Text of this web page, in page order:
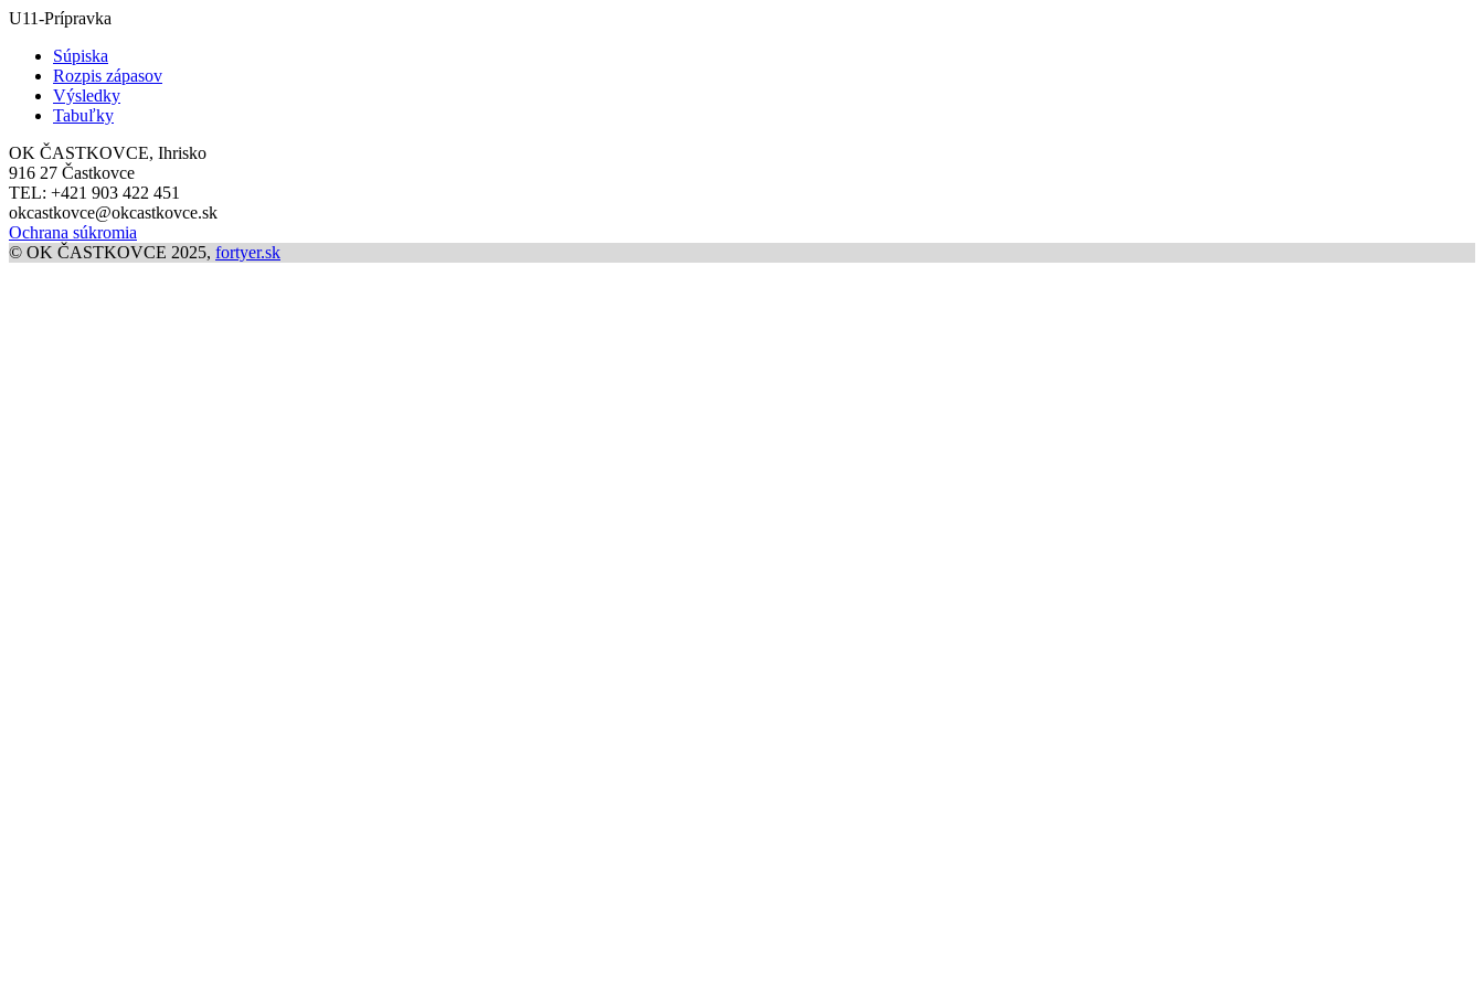
U11-Prípravka
Súpiska
Rozpis zápasov
Výsledky
Tabuľky
OK ČASTKOVCE, Ihrisko
916 27 Častkovce
TEL: +421 903 422 451
okcastkovce@okcastkovce.sk
Ochrana súkromia
© OK ČASTKOVCE 2025, fortyer.sk